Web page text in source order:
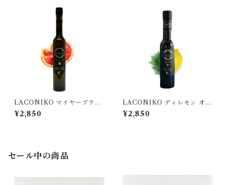
LACONIKO マイヤーブラッ
ドオレンジ フレーバーオリー
ブオイル 200ml
¥2,850
LACONIKO ディレモン オリ
ーブオイル（ディル＆レモ
ン） 200ml
¥2,850
セール中の商品